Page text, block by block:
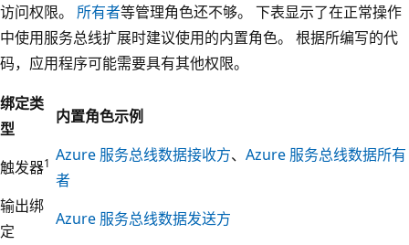
访问权限。 所有者等管理角色还不够。 下表显示了在正常操作
中使用服务总线扩展时建议使用的内置角色。 根据所编写的代
码，应用程序可能需要具有其他权限。
绑定类
型
内置角色示例
触发器1 Azure 服务总线数据接收方、 Azure 服务总线数据所有
者
输出绑
定
Azure 服务总线数据发送方